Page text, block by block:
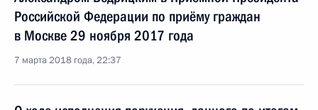
Российской Федерации по приёму граждан
в Москве 29 ноября 2017 года
7 марта 2018 года, 22:37